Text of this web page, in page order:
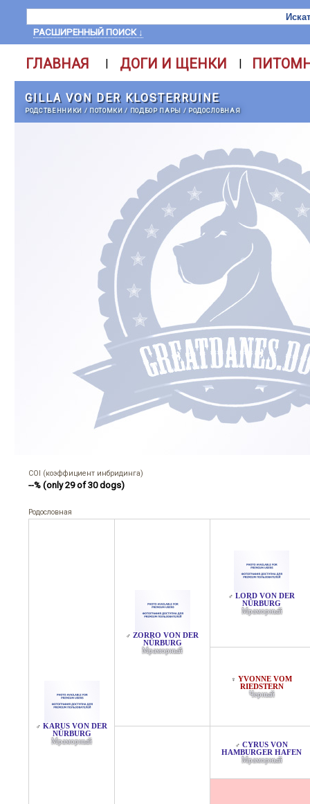
РАСШИРЕННЫЙ ПОИСК ↓
ГЛАВНАЯ | ДОГИ И ЩЕНКИ |
GILLA VON DER KLOSTERRUINE
РОДСТВЕННИКИ / ПОТОМКИ/ ПОДБОР ПАРЫ / РОДОСЛОВНАЯ
COI (коэффициент инбридинга)
--% (only 29 of 30 dogs)
Родословная
♂ KARUS VON DER
NÜRBURG
Мраморный
♂ ZORRO VON DER
NÜRBURG
Мраморный
♂ LORD VON DER
NÜRBURG
Мраморный
♀ YVONNE VOM
RIEDSTERN
Черный
♂ CYRUS VON
HAMBURGER HAFEN
Мраморный